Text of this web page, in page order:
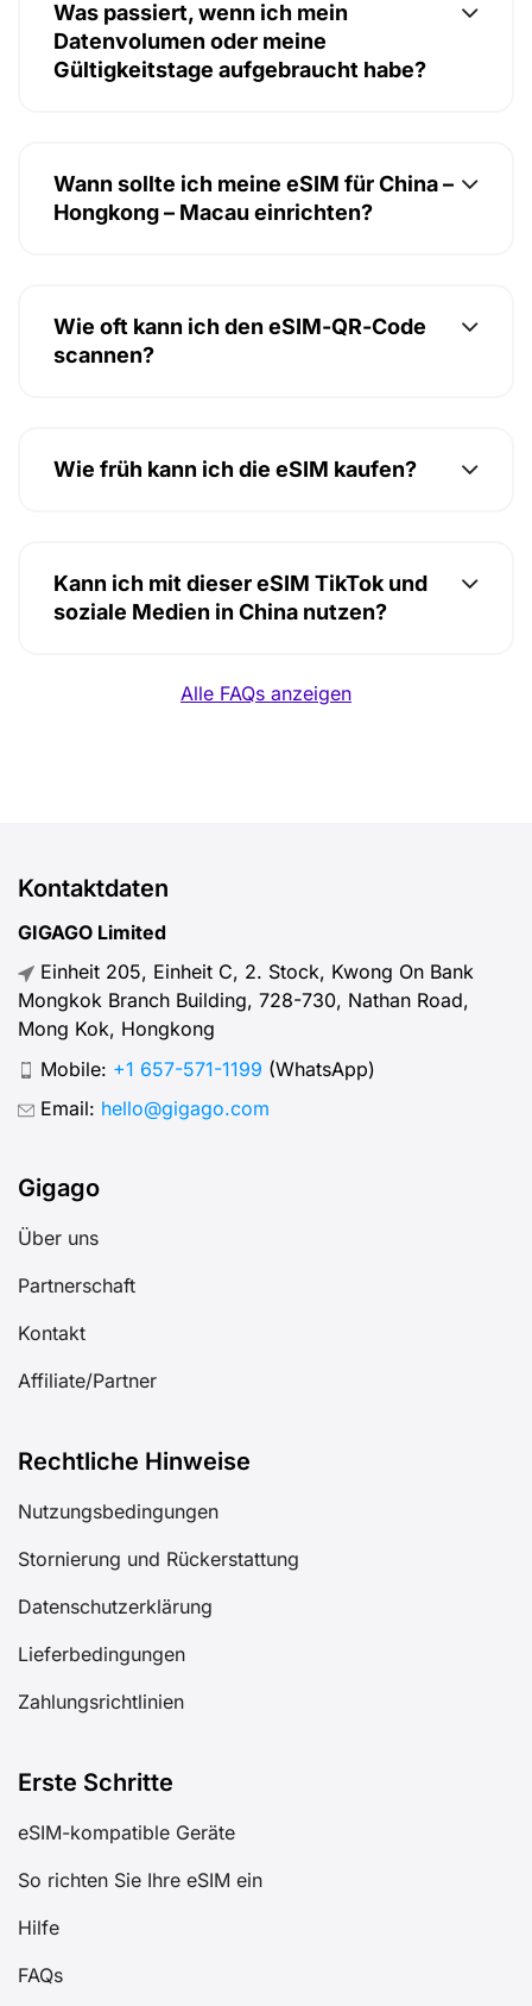
Was passiert, wenn ich mein
Datenvolumen oder meine
Gültigkeitstage aufgebraucht habe?
Wann sollte ich meine eSIM für China –
Hongkong – Macau einrichten?
Wie oft kann ich den eSIM-QR-Code
scannen?
Wie früh kann ich die eSIM kaufen?
Kann ich mit dieser eSIM TikTok und
soziale Medien in China nutzen?
Alle FAQs anzeigen
Kontaktdaten
GIGAGO Limited
Einheit 205, Einheit C, 2. Stock, Kwong On Bank
Mongkok Branch Building, 728-730, Nathan Road,
Mong Kok, Hongkong
Mobile: +1 657-571-1199 (WhatsApp)
Email: hello@gigago.com
Gigago
Über uns
Partnerschaft
Kontakt
Affiliate/Partner
Rechtliche Hinweise
Nutzungsbedingungen
Stornierung und Rückerstattung
Datenschutzerklärung
Lieferbedingungen
Zahlungsrichtlinien
Erste Schritte
eSIM-kompatible Geräte
So richten Sie Ihre eSIM ein
Hilfe
FAQs